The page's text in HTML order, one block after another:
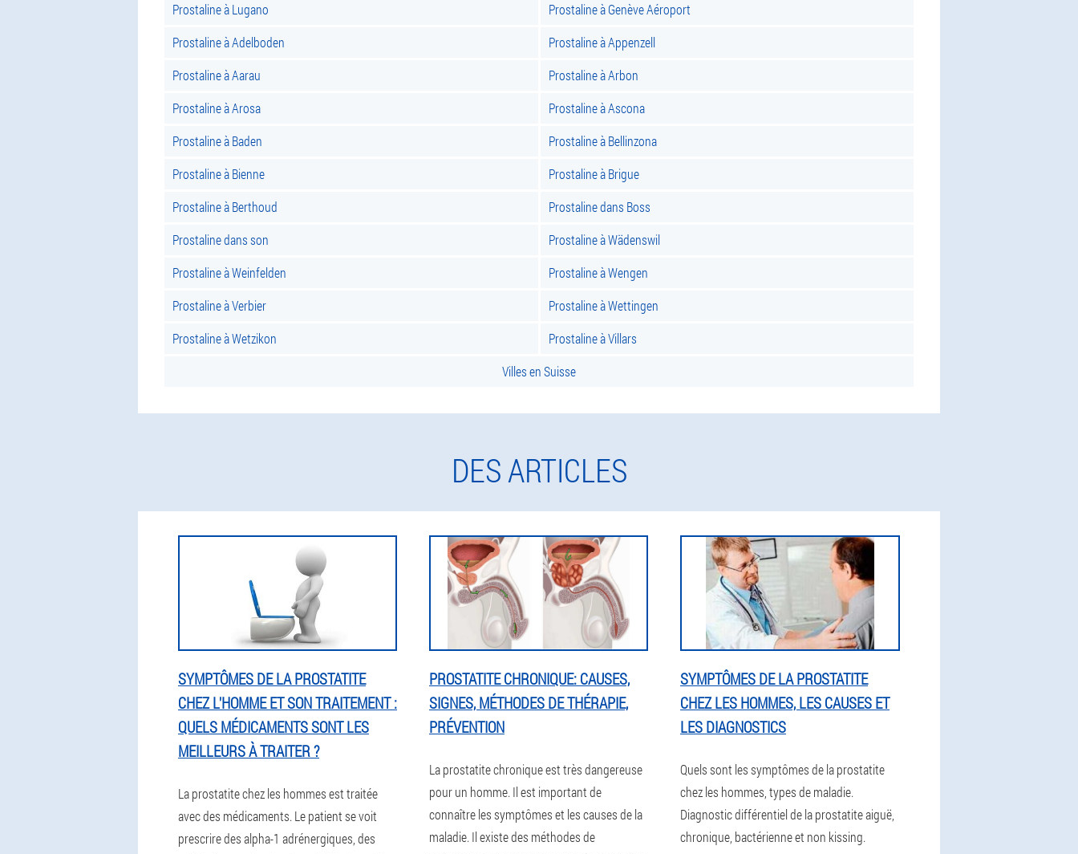
Prostaline à Lugano
Prostaline à Genève Aéroport
Prostaline à Adelboden
Prostaline à Appenzell
Prostaline à Aarau
Prostaline à Arbon
Prostaline à Arosa
Prostaline à Ascona
Prostaline à Baden
Prostaline à Bellinzona
Prostaline à Bienne
Prostaline à Brigue
Prostaline à Berthoud
Prostaline dans Boss
Prostaline dans son
Prostaline à Wädenswil
Prostaline à Weinfelden
Prostaline à Wengen
Prostaline à Verbier
Prostaline à Wettingen
Prostaline à Wetzikon
Prostaline à Villars
Villes en Suisse
DES ARTICLES
SYMPTÔMES DE LA PROSTATITE
CHEZ L'HOMME ET SON TRAITEMENT :
QUELS MÉDICAMENTS SONT LES
MEILLEURS À TRAITER ?
La prostatite chez les hommes est traitée
avec des médicaments. Le patient se voit
prescrire des alpha-1 adrénergiques, des
PROSTATITE CHRONIQUE: CAUSES,
SIGNES, MÉTHODES DE THÉRAPIE,
PRÉVENTION
La prostatite chronique est très dangereuse
pour un homme. Il est important de
connaître les symptômes et les causes de la
maladie. Il existe des méthodes de
SYMPTÔMES DE LA PROSTATITE
CHEZ LES HOMMES, LES CAUSES ET
LES DIAGNOSTICS
Quels sont les symptômes de la prostatite
chez les hommes, types de maladie.
Diagnostic différentiel de la prostatite aiguë,
chronique, bactérienne et non kissing.